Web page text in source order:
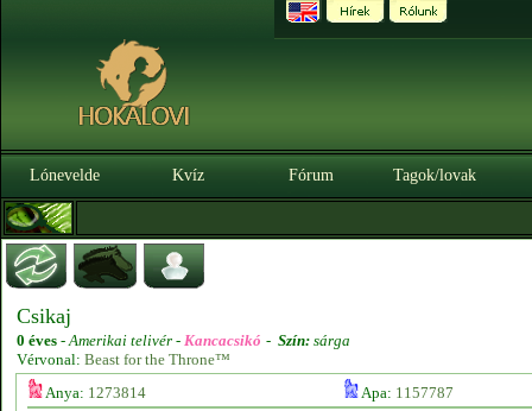
Lónevelde Kvíz Fórum Tagok/lovak
Csikaj
0 éves -Amerikai telivér - Kancacsikó - Szín: sárga
Vérvonal: Beast for the Throne™
Anya: 1273814 Apa: 1157787